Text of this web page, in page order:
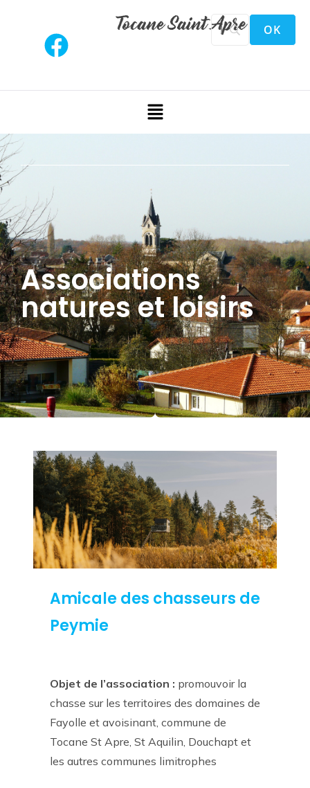
Associations
natures et loisirs
Amicale des chasseurs de
Peymie
Objet de l’association : promouvoir la
chasse sur les territoires des domaines de
Fayolle et avoisinant, commune de
Tocane St Apre, St Aquilin, Douchapt et
les autres communes limitrophes